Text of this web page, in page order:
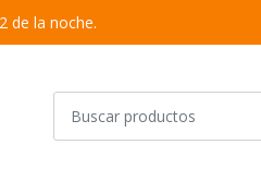
de la noche.